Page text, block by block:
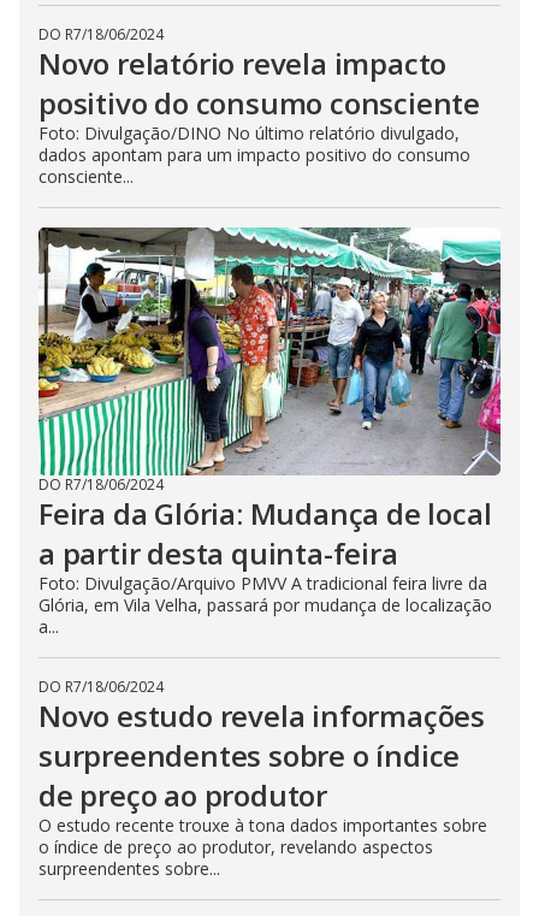
DO R7/18/06/2024
Novo relatório revela impacto
positivo do consumo consciente
Foto: Divulgação/DINO No último relatório divulgado,
dados apontam para um impacto positivo do consumo
consciente...
DO R7/18/06/2024
Feira da Glória: Mudança de local
a partir desta quinta-feira
Foto: Divulgação/Arquivo PMVV A tradicional feira livre da
Glória, em Vila Velha, passará por mudança de localização
a...
DO R7/18/06/2024
Novo estudo revela informações
surpreendentes sobre o índice
de preço ao produtor
O estudo recente trouxe à tona dados importantes sobre
o índice de preço ao produtor, revelando aspectos
surpreendentes sobre...